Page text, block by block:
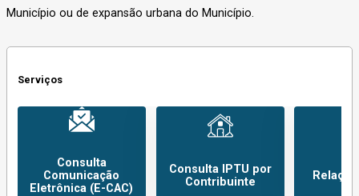
Município ou de expansão urbana do Município.
Serviços
Consulta
Comunicação
Eletrônica (E-CAC)
Consulta IPTU por
Contribuinte